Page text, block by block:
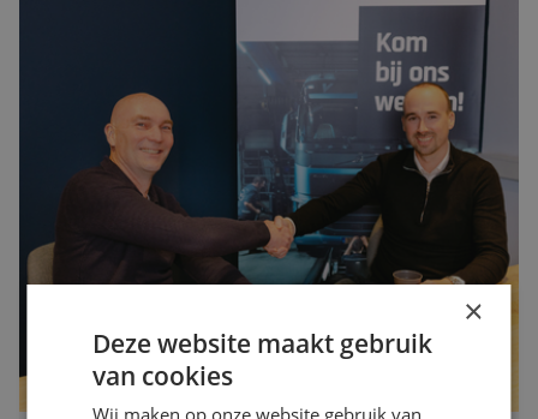
×
Deze website maakt gebruik
van cookies
Wij maken op onze website gebruik van